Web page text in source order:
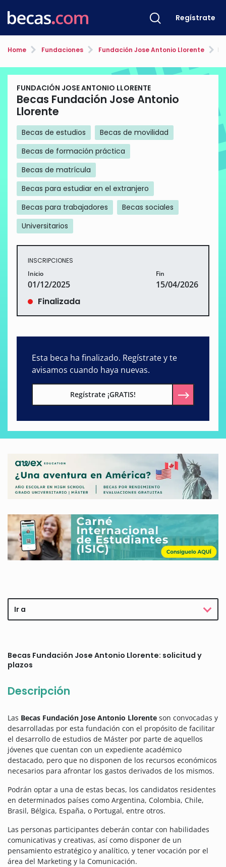
Regístrate
Home Fundaciones Fundación Jose Antonio Llorente
FUNDACIÓN JOSE ANTONIO LLORENTE
Becas Fundación Jose Antonio
Llorente
Becas de estudios
Becas de movilidad
Becas de formación práctica
Becas de matrícula
Becas para estudiar en el extranjero
Becas para trabajadores
Becas sociales
Universitarios
INSCRIPCIONES
Inicio
01/12/2025
Fin
15/04/2026
Finalizada
Esta beca ha finalizado. Regístrate y te
avisamos cuando haya nuevas.
Regístrate ¡GRATIS!
Ir a
Becas Fundación Jose Antonio Llorente: solicitud y
plazos
Descripción
Las Becas Fundación Jose Antonio Llorente son convocadas y
desarrolladas por esta fundación con el propósito de facilitar
el desarrollo de estudios de Máster por parte de aquellos
jóvenes que cuentan con un expediente académico
destacado, pero que no disponen de los recursos económicos
necesarios para afrontar los gastos derivados de los mismos.
Podrán optar a una de estas becas, los candidatos residentes
en determinados países como Argentina, Colombia, Chile,
Brasil, Bélgica, España, o Portugal, entre otros.
Las personas participantes deberán contar con habilidades
comunicativas y creativas, así como disponer de un
pensamiento estratégico y analítico, y tener vocación por el
área del Marketing y la Comunicación.